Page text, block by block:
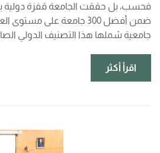
فحسب، بل حققت الجامعة قفزة دولية
جامعية شملها هذا التصنيف الدولي
اقرأ أكثر